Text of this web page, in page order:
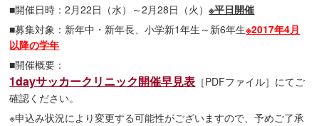
■開催日時：2月22日（水）～2月28日（火）※平日開催
■募集対象：新年中・新年長、小学新1年生～新6年生※2017年4月
以降の学年
■開催概要：
1dayサッカークリニック開催早見表 ［PDFファイル］にてご
確認ください。
※申込み状況により変更する可能性がございますので、予めご了承